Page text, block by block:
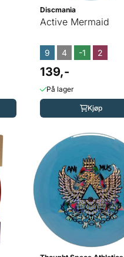
Discmania
Active Mermaid
9 4 -1 2
139,-
På lager
Kjøp